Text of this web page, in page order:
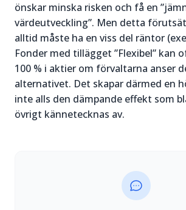
önskar minska risken och få en
värdeutveckling”. Men detta
alltid måste ha en viss del räntor
Fonder med tillägget ”Flexibel” kan
100 % i aktier om förvaltarna anser
alternativet. Det skapar därmed en
inte alls den dämpande effekt som
övrigt kännetecknas av.